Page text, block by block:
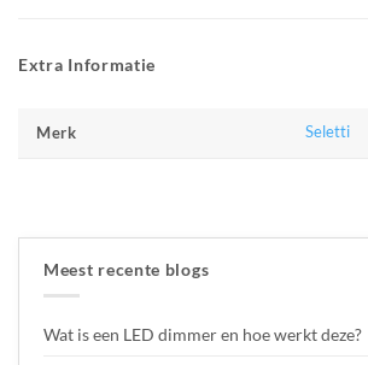
Extra Informatie
Merk Seletti
Meest recente blogs
Wat is een LED dimmer en hoe werkt deze?